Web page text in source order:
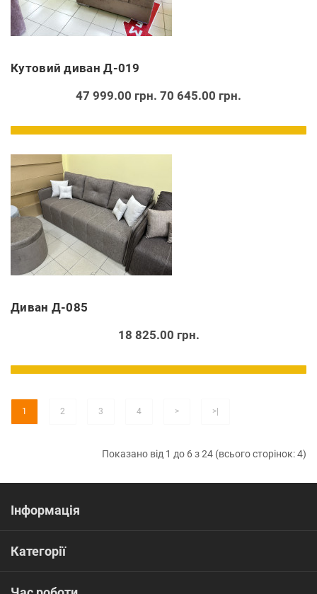
Кутовий диван Д-019
47 999.00 грн. 70 645.00 грн.
Диван Д-085
18 825.00 грн.
1 2 3 4 > >|
Показано від 1 до 6 з 24 (всього сторінок: 4)
Інформація
Категорії